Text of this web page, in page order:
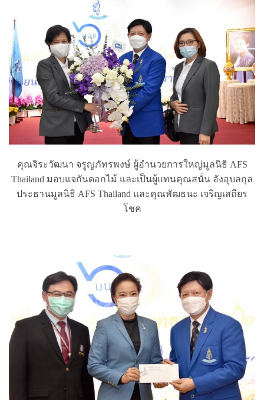
คุณจิระวัฒนา จรูญภัทรพงษ์ ผู้อำนวยการใหญ่มูลนิธิ AFS
Thailand มอบแจกันดอกไม้ และเป็นผู้แทนคุณสนั่น อังอุบลกุล
ประธานมูลนิธิ AFS Thailand และคุณพัฒธนะ เจริญเสถียร
โชค